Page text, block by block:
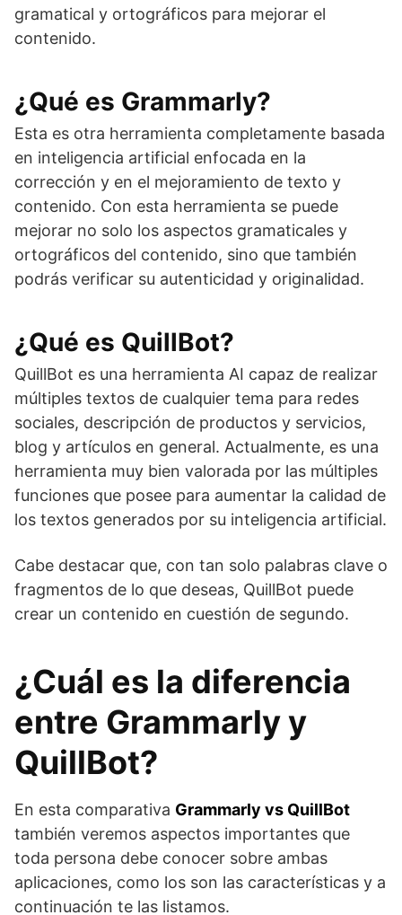
gramatical y ortográficos para mejorar el
contenido.
¿Qué es Grammarly?
Esta es otra herramienta completamente basada
en inteligencia artificial enfocada en la
corrección y en el mejoramiento de texto y
contenido. Con esta herramienta se puede
mejorar no solo los aspectos gramaticales y
ortográficos del contenido, sino que también
podrás verificar su autenticidad y originalidad.
¿Qué es QuillBot?
QuillBot es una herramienta AI capaz de realizar
múltiples textos de cualquier tema para redes
sociales, descripción de productos y servicios,
blog y artículos en general. Actualmente, es una
herramienta muy bien valorada por las múltiples
funciones que posee para aumentar la calidad de
los textos generados por su inteligencia artificial.
Cabe destacar que, con tan solo palabras clave o
fragmentos de lo que deseas, QuillBot puede
crear un contenido en cuestión de segundo.
¿Cuál es la diferencia
entre Grammarly y
QuillBot?
En esta comparativa Grammarly vs QuillBot
también veremos aspectos importantes que
toda persona debe conocer sobre ambas
aplicaciones, como los son las características y a
continuación te las listamos.